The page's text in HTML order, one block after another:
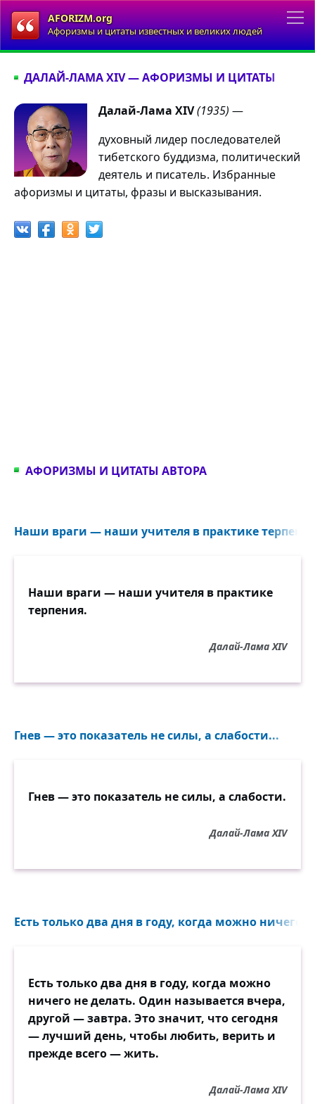
AFORIZM.org
Афоризмы и цитаты известных и великих людей
ДАЛАЙ-ЛАМА XIV — АФОРИЗМЫ И ЦИТАТЫ
Далай-Лама XIV(1935) —
духовный лидер последователей
тибетского буддизма, политический
деятель и писатель. Избранные
афоризмы и цитаты, фразы и высказывания.
АФОРИЗМЫ И ЦИТАТЫ АВТОРА
Наши враги — наши учителя в практике
Наши враги — наши учителя в практике
терпения.
Далай-Лама XIV
Гнев — это показатель не силы, а слабости...
Гнев — это показатель не силы, а слабости.
Далай-Лама XIV
Есть только два дня в году, когда можно ничего
Есть только два дня в году, когда можно
ничего не делать. Один называется вчера,
другой — завтра. Это значит, что сегодня
— лучший день, чтобы любить, верить и
прежде всего — жить.
Далай-Лама XIV